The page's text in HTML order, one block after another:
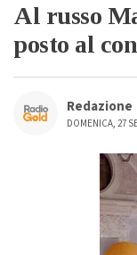
Al russo
posto al
Redazione
DOMENICA, 27